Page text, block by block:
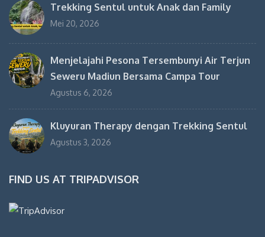
Trekking Sentul untuk Anak dan Family
Mei 20, 2026
Menjelajahi Pesona Tersembunyi Air Terjun
Seweru Madiun Bersama Campa Tour
Agustus 6, 2026
Kluyuran Therapy dengan Trekking Sentul
Agustus 3, 2026
FIND US AT TRIPADVISOR